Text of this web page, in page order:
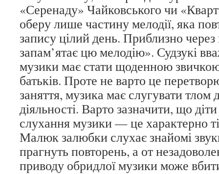
«Серенаду» Чайковського чи
оберу лише частину мелодії, яка
запису цілий день. Приблизно через
запам’ятає цю мелодію». Судзукі
музики має стати щоденною
батьків. Проте не варто це
заняття, музика має слугувати тлом
діяльності. Варто зазначити, що
слухання музики — це характерно
Малюк залюбки слухає знайомі
прагнуть повторень, а от
приводу обридлої музики може